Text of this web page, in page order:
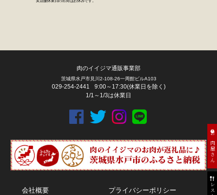
お肉屋さん
肉のイイジマ通販事業部
茨城県水戸市見川2-108-26一周館ビルA103
029-254-2441
9:00～17:30(休業日を除く)
1/1～1/3は休業日
会社概要 プライバシーポリシー